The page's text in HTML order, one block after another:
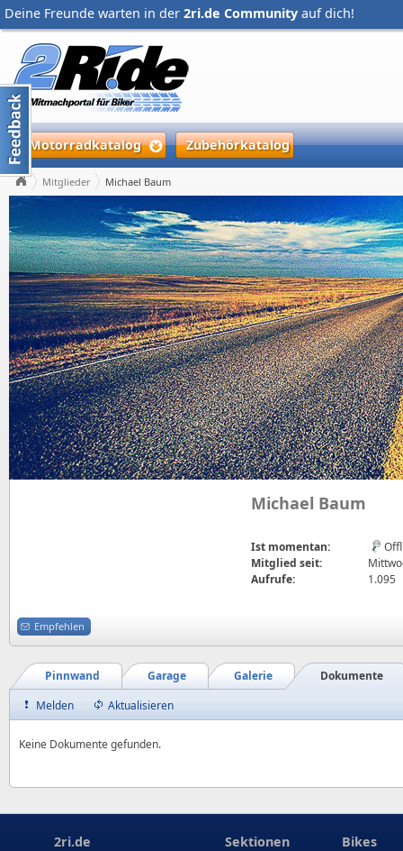
Deine Freunde warten in der 2ri.de Community auf dich!
Motorradkatalog Zubehörkatalog
Mitglieder Michael Baum
Michael Baum
Ist momentan:
Mitglied seit:
Aufrufe:
1.095
Empfehlen
Dokumente
Galerie
Garage
Pinnwand
Melden
Aktualisieren
Keine Dokumente gefunden.
2ri.de Sektionen Bikes